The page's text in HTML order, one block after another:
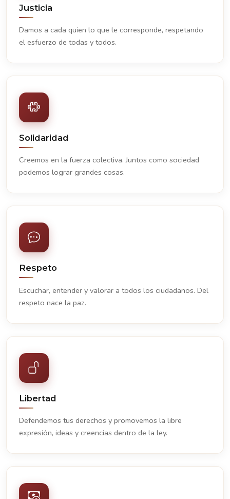
Justicia
Damos a cada quien lo que le corresponde, respetando
el esfuerzo de todas y todos.
Solidaridad
Creemos en la fuerza colectiva. Juntos como sociedad
podemos lograr grandes cosas.
Respeto
Escuchar, entender y valorar a todos los ciudadanos. Del
respeto nace la paz.
Libertad
Defendemos tus derechos y promovemos la libre
expresión, ideas y creencias dentro de la ley.